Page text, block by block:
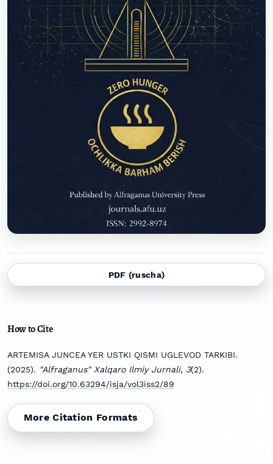
PDF (ruscha)
How to Cite
ARTEMISA JUNCEA YER USTKI QISMI UGLEVOD TARKIBI.
(2025). "Alfraganus" Xalqaro Ilmiy Jurnali, 3(2).
https://doi.org/10.63294/isja/vol3iss2/89
More Citation Formats